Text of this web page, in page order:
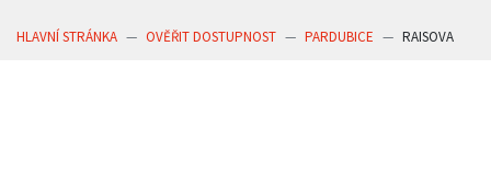
HLAVNÍ STRÁNKA OVĚŘIT DOSTUPNOST PARDUBICE RAISOVA